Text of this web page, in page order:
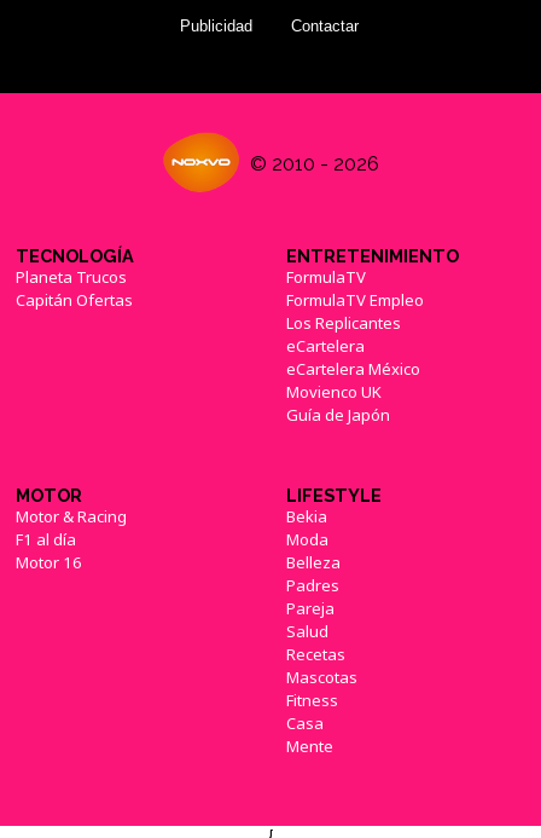
Publicidad Contactar
© 2010 - 2026
TECNOLOGÍA
Planeta Trucos
Capitán Ofertas
ENTRETENIMIENTO
FormulaTV
FormulaTV Empleo
Los Replicantes
eCartelera
eCartelera México
Movienco UK
Guía de Japón
MOTOR
Motor & Racing
F1 al día
Motor 16
LIFESTYLE
Bekia
Moda
Belleza
Padres
Pareja
Salud
Recetas
Mascotas
Fitness
Casa
Mente